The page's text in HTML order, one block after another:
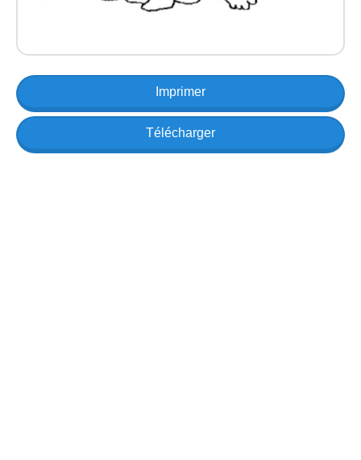
Imprimer
Télécharger